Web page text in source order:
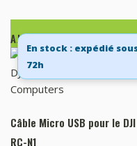
AJOUTER AU PANIER
En stock : expédié
72h
Câble Micro USB pour le DJI
RC-N1